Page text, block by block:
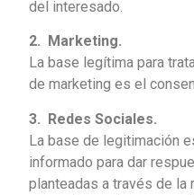
del interesado.
2. Marketing.
La base legítima para
de marketing es el
3. Redes Sociales.
La base de legitimación
informado para dar
planteadas a través de la